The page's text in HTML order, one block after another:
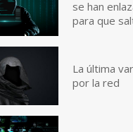
se han
para que
La última
por la red